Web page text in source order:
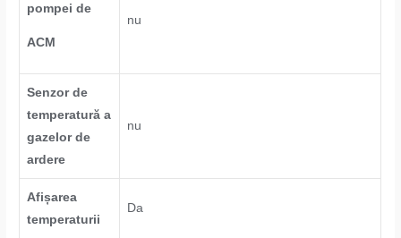
pompei de
ACM
nu
Senzor de
temperatură a
gazelor de
ardere
nu
Afișarea
temperaturii
Da